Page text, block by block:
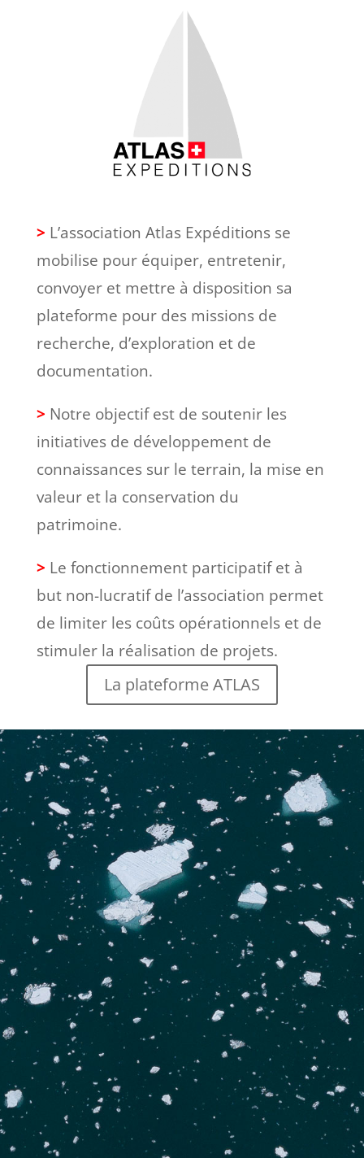
> L’association Atlas Expéditions se
mobilise pour équiper, entretenir,
convoyer et mettre à disposition sa
plateforme pour des missions de
recherche, d’exploration et de
documentation.
> Notre objectif est de soutenir les
initiatives de développement de
connaissances sur le terrain, la mise en
valeur et la conservation du
patrimoine.
> Le fonctionnement participatif et à
but non-lucratif de l’association permet
de limiter les coûts opérationnels et de
stimuler la réalisation de projets.
La plateforme ATLAS